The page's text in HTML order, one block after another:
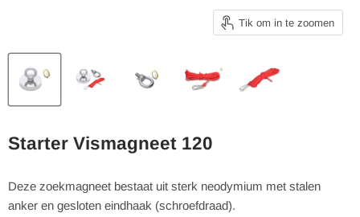
Tik om in te zoomen
Starter Vismagneet 120
Deze zoekmagneet bestaat uit sterk neodymium met stalen
anker en gesloten eindhaak (schroefdraad).